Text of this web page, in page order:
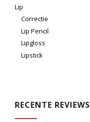
Lip
Correctie
Lip Pencil
Lipgloss
Lipstick
RECENTE REVIEWS